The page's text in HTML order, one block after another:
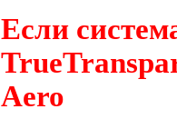
Если
Aero